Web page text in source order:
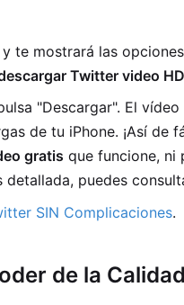
te mostrará las
Twitter video HD
"Descargar". El
de tu iPhone. ¡Así de
gratis que funcione, ni
detallada, puedes
SIN Complicaciones.
de la